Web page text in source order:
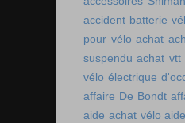
accident batterie
pour vélo achat
suspendu achat vtt
vélo électrique
affaire De Bondt
aide achat vélo